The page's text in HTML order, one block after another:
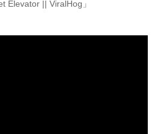
Elevator || ViralHog」